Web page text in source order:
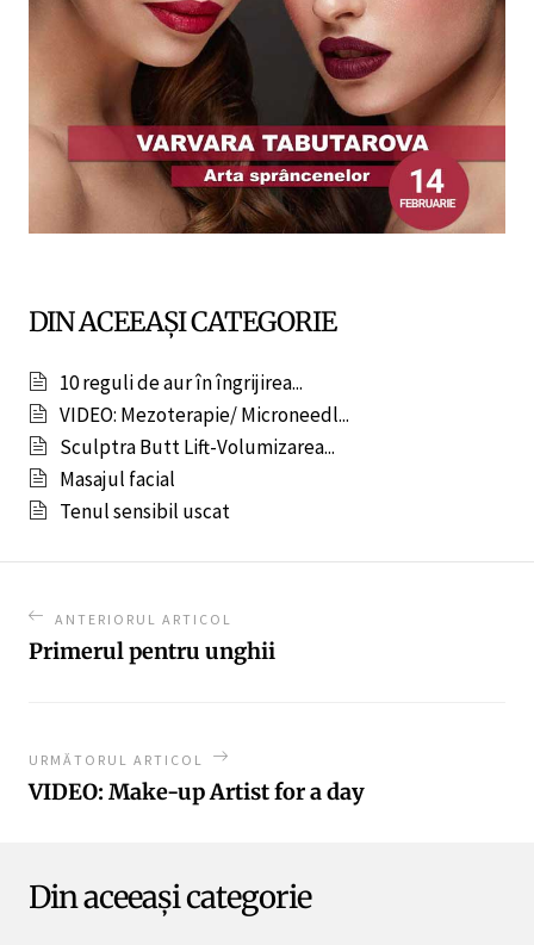
DIN ACEEAȘI CATEGORIE
10 reguli de aur în îngrijirea...
VIDEO: Mezoterapie/ Microneedl...
Sculptra Butt Lift-Volumizarea...
Masajul facial
Tenul sensibil uscat
ANTERIORUL ARTICOL
Primerul pentru unghii
URMĂTORUL ARTICOL
VIDEO: Make-up Artist for a day
Din aceeași categorie